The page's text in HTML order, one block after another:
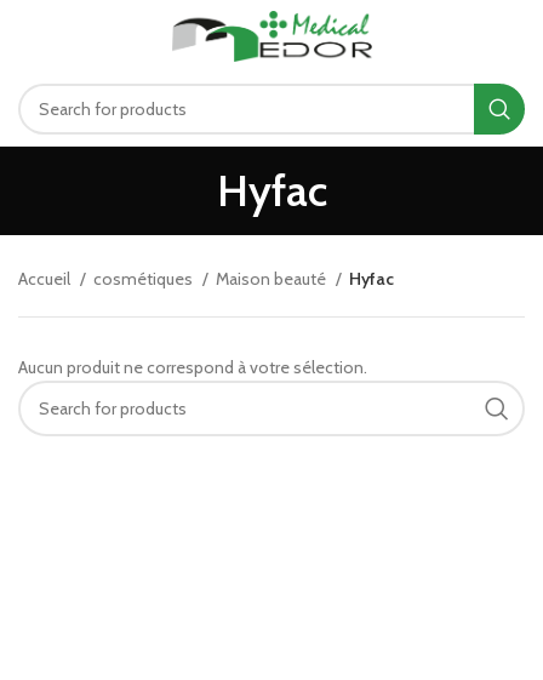
Hyfac
Accueil cosmétiques Maison beauté Hyfac
Aucun produit ne correspond à votre sélection.